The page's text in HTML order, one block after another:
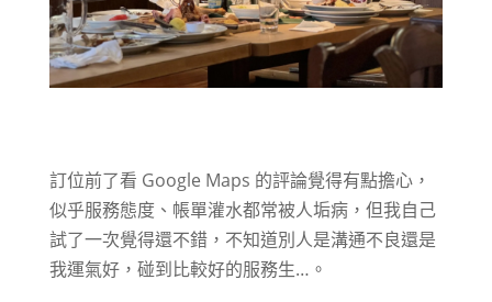
訂位前了看 Google Maps 的評論覺得有點擔心，
似乎服務態度、帳單灌水都常被人垢病，但我自己
試了一次覺得還不錯，不知道別人是溝通不良還是
我運氣好，碰到比較好的服務生…。